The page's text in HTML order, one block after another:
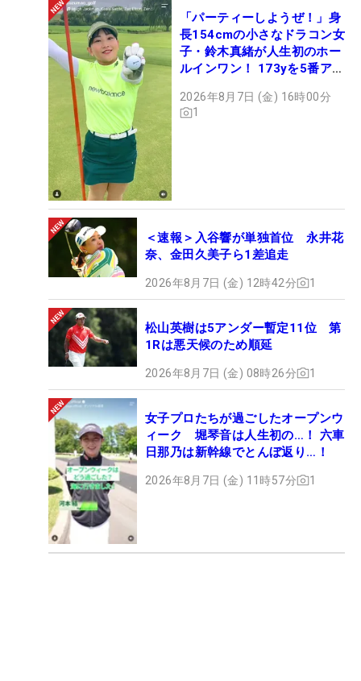
「パーティーしようぜ！」身
長154cmの小さなドラコン女
子・鈴木真緒が人生初のホー
ルインワン！ 173yを5番アイ
2026年8月7日 (金) 16時00分
1
＜速報＞入谷響が単独首位 永井花
奈、金田久美子ら1差追走
2026年8月7日 (金) 12時42分 1
松山英樹は5アンダー暫定11位 第
1Rは悪天候のため順延
2026年8月7日 (金) 08時26分 1
女子プロたちが過ごしたオープンウ
ィーク 堀琴音は人生初の…！ 六車
日那乃は新幹線でとんぼ返り…！
2026年8月7日 (金) 11時57分 1